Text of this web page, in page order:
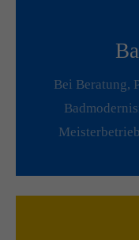
About us
Lorem ipsum
Aenean commodo
Cum sociis
Bei Beratung,